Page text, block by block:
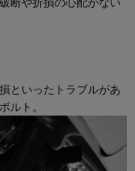
といったトラブルがあ
ルト。